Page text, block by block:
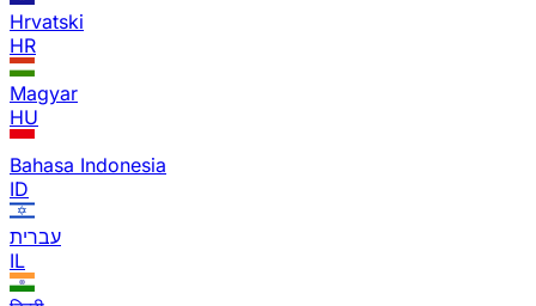
Hrvatski
HR
Magyar
HU
Bahasa Indonesia
ID
עברית
IL